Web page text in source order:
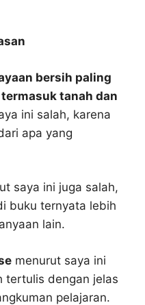
bersih paling
tanah dan
ini salah, karena
apa yang
saya ini juga salah,
buku ternyata lebih
lain.
menurut saya ini
tertulis dengan jelas
pelajaran.